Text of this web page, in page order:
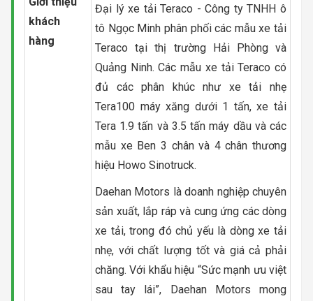
khách
hàng
Đại lý xe tải Teraco - Công ty TNHH ô
tô Ngọc Minh phân phối các mẫu xe tải
Teraco tại thị trường Hải Phòng và
Quảng Ninh. Các mẫu xe tải Teraco có
đủ các phân khúc như xe tải nhẹ
Tera100 máy xăng dưới 1 tấn, xe tải
Tera 1.9 tấn và 3.5 tấn máy dầu và các
mẫu xe Ben 3 chân và 4 chân thương
hiệu Howo Sinotruck.
Daehan Motors là doanh nghiệp chuyên
sản xuất, lắp ráp và cung ứng các dòng
xe tải, trong đó chủ yếu là dòng xe tải
nhẹ, với chất lượng tốt và giá cả phải
chăng. Với khẩu hiệu “Sức mạnh ưu việt
sau tay lái”, Daehan Motors mong